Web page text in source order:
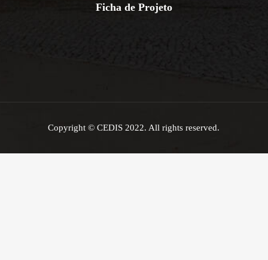
Ficha de Projeto
Copyright © CEDIS 2022. All rights reserved.